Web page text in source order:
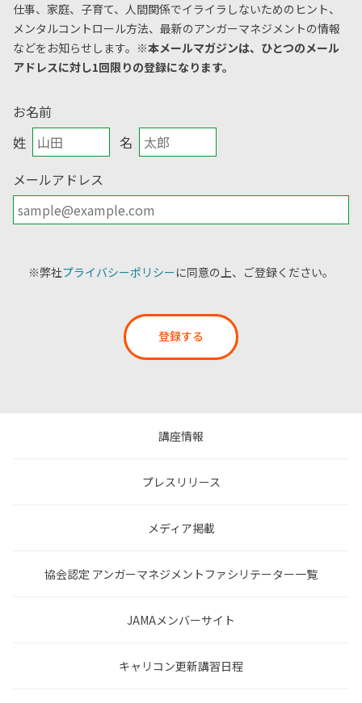
仕事、家庭、子育て、人間関係でイライラしないためのヒント、
メンタルコントロール方法、 最新のアンガーマネジメントの情報
などをお知らせします。 ※本メールマガジンは、ひとつのメール
アドレスに対し1回限りの登録になります。
お名前
姓
名
メールアドレス
※弊社プライバシーポリシーに同意の上、ご登録ください。
登録する
講座情報
プレスリリース
メディア掲載
協会認定 アンガーマネジメントファシリテーター一覧
JAMAメンバーサイト
キャリコン更新講習日程